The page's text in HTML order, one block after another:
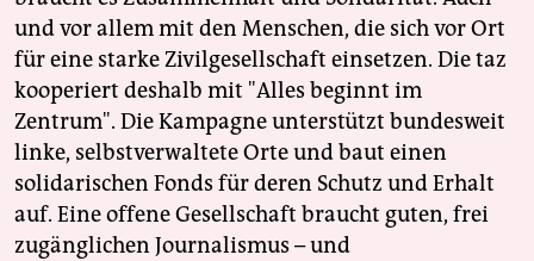
und vor allem mit den Menschen, die sich vor Ort
für eine starke Zivilgesellschaft einsetzen. Die taz
kooperiert deshalb mit "Alles beginnt im
Zentrum". Die Kampagne unterstützt bundesweit
linke, selbstverwaltete Orte und baut einen
solidarischen Fonds für deren Schutz und Erhalt
auf. Eine offene Gesellschaft braucht guten, frei
zugänglichen Journalismus – und